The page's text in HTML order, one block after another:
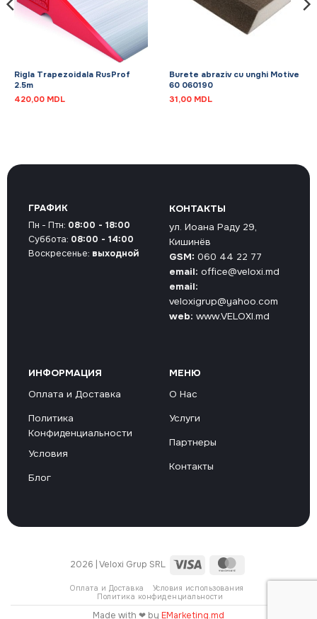
Rigla Trapezoidala RusProf
2.5m
420,00 MDL
Burete abraziv cu unghi Motive
60 060190
31,00 MDL
КОНТАКТЫ
ул. Иоана Раду 29,
Кишинёв
GSM: 060 44 22 77
email: office@veloxi.md
email:
veloxigrup@yahoo.com
web: www.VELOXI.md
ИНФОРМАЦИЯ
Оплата и Доставка
Политика
Конфиденциальности
Условия
Блог
МЕНЮ
О Нас
Услуги
Партнеры
Контакты
ГРАФИК
Пн - Птн: 08:00 - 18:00
Суббота: 08:00 - 14:00
Воскресенье: выходной
2026 | Veloxi Grup SRL Visa
Оплата и Доставка
Условия использования
Политика конфиденциальности
Made with ❤ by EMarketing.md